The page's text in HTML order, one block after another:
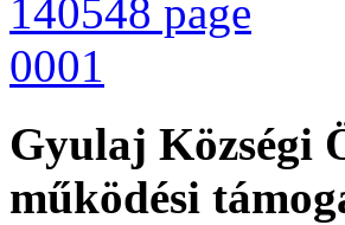
Gyulaj Községi
működési